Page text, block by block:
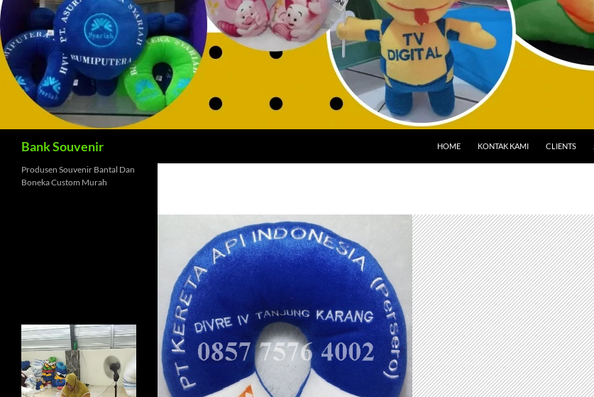
Bank Souvenir HOME KONTAK KAMI CLIENTS
Produsen Souvenir Bantal Dan
Boneka Custom Murah